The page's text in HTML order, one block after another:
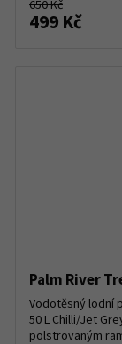
650 Kč
499 Kč
Palm River
Vodotěsný lodní
50 L Chilli/Jet
polstrovaným